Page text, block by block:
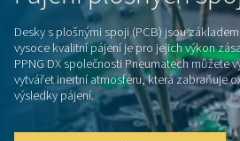
Pájeníplošných
Desky s plošnými spoji (PCB)
vysoce kvalitní pájení je pro jejich
PPNG DX společnosti